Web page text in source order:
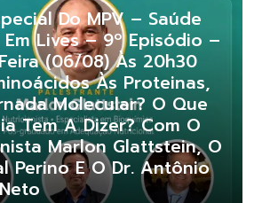
Do MPV – Saúde
Lives – 9º Episódio –
(06/08) Às 20h30
Às Proteinas,
Molecular? O Que
Tem A Dizer? Com O
Marlon Glattstein, O
Perino E O Dr. Antônio